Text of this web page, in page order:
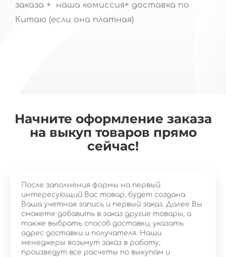
заказа + наша комиссия+ доставка по
Китаю (если она платная)
Начните оформление заказа
на выкуп товаров прямо
сейчас!
После заполнения формы на первый
интересующий Вас товар, будет создана
Ваша учетная запись и первый заказ. Далее Вы
сможете добавить в заказ другие товары, а
также выбрать способ доставки, указать
адрес доставки и получателя. Наши
менеджеры возьмут заказ в работу,
произведут все расчеты по выкупам и